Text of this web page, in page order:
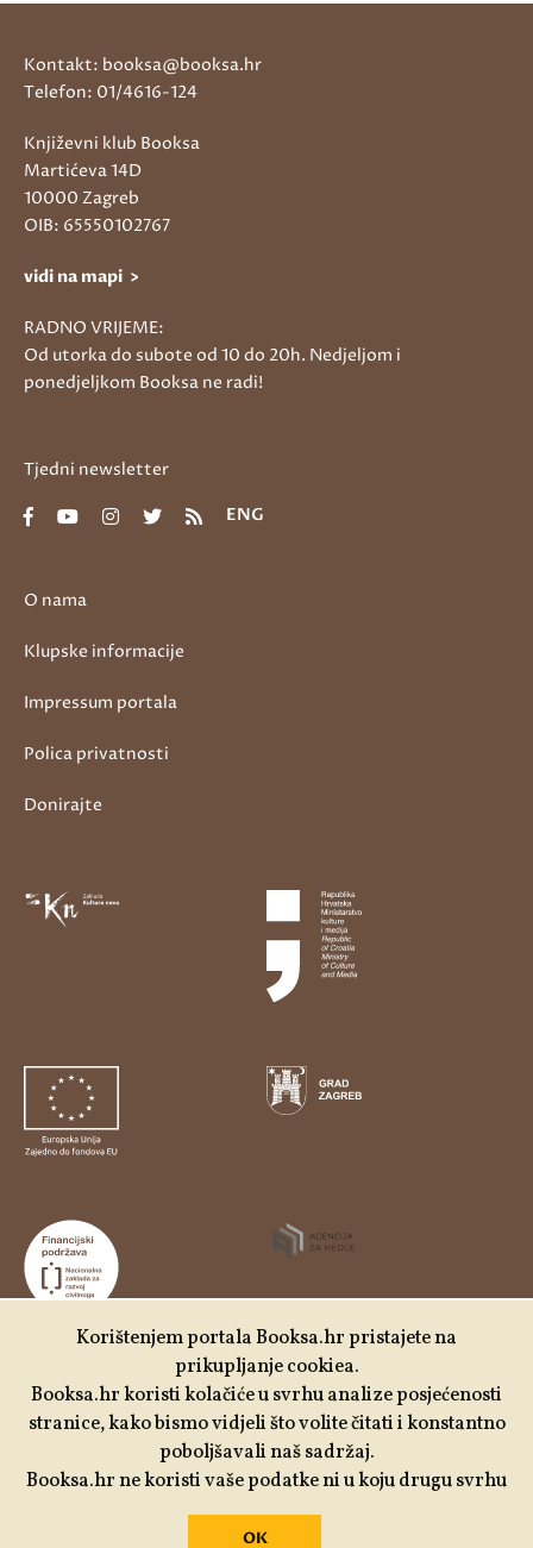
Udruga Kulturtreger je korisnik institucionalne podrške
Nacionalne zaklade za razvoj civilnoga društva za
stabilizaciju i/ili razvoj udruge u području demokratizacije i
društvenog razvoja.
O nama
Klupske informacije
Impressum portala
Polica privatnosti
Donirajte
Kontakt: booksa@booksa.hr
Telefon: 01/4616-124
Književni klub Booksa
Martićeva 14D
10000 Zagreb
OIB: 65550102767
vidi na mapi >
RADNO VRIJEME:
Od utorka do subote od 10 do 20h. Nedjeljom i
ponedjeljkom Booksa ne radi!
Tjedni newsletter
ENG
Korištenjem portala Booksa.hr pristajete na
prikupljanje cookiea.
Booksa.hr koristi kolačiće u svrhu analize posjećenosti
stranice, kako bismo vidjeli što volite čitati i konstantno
poboljšavali naš sadržaj.
Booksa.hr ne koristi vaše podatke ni u koju drugu svrhu
OK